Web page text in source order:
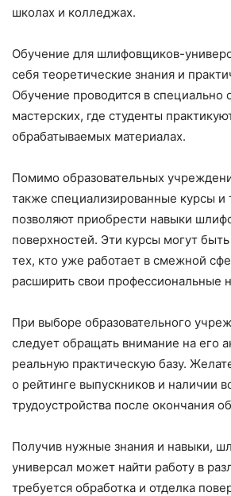
школах и колледжах.
Обучение для шлифовщиков-
себя теоретические знания и
Обучение проводится в специально
мастерских, где студенты
обрабатываемых материалах.
Помимо образовательных
также специализированные курсы и
позволяют приобрести навыки
поверхностей. Эти курсы могут
тех, кто уже работает в смежной
расширить свои профессиональные
При выборе образовательного
следует обращать внимание на его
реальную практическую базу.
о рейтинге выпускников и наличии
трудоустройства после окончания
Получив нужные знания и навыки,
универсал может найти работу в
требуется обработка и отделка